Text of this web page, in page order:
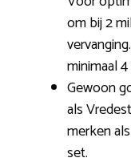
om bij 2
minimaal
Gewoon
als
merken
set.